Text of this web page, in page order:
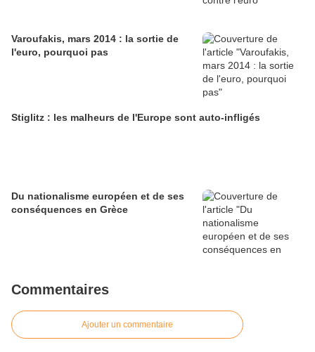
Varoufakis, mars 2014 : la sortie de
l'euro, pourquoi pas
Stiglitz : les malheurs de l'Europe sont auto-infligés
Du nationalisme européen et de ses
conséquences en Grèce
Commentaires
Ajouter un commentaire